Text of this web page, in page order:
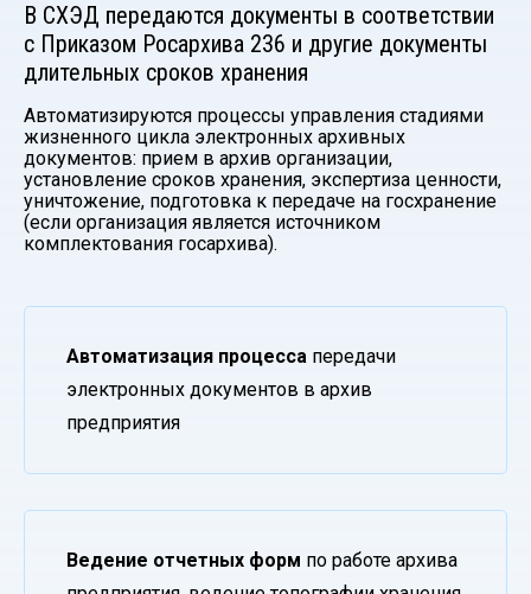
В СХЭД передаются документы в соответствии
с Приказом Росархива 236 и другие документы
длительных сроков хранения
Автоматизируются процессы управления стадиями
жизненного цикла электронных архивных
документов: прием в архив организации,
установление сроков хранения, экспертиза ценности,
уничтожение, подготовка к передаче на госхранение
(если организация является источником
комплектования госархива).
Автоматизация процесса передачи
электронных документов в архив
предприятия
Ведение отчетных форм по работе архива